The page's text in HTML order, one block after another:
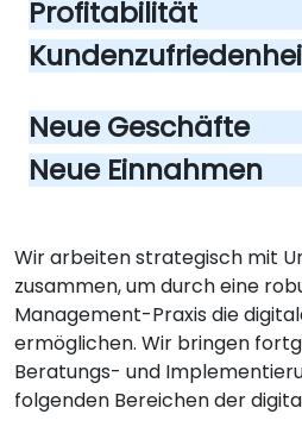
Profitabilität
Neue Geschäfte
Neue Einnahmen
Wir arbeiten strategisch mit
zusammen, um durch eine
Management-Praxis die
ermöglichen. Wir bringen
Beratungs- und
folgenden Bereichen der